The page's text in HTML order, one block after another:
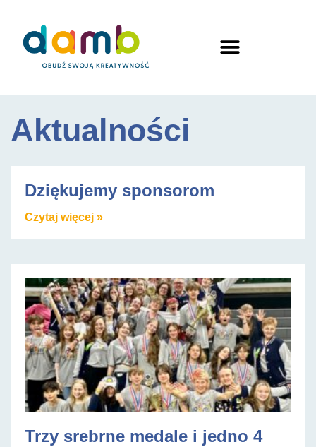
Aktualności
Dziękujemy sponsorom
Czytaj więcej »
Trzy srebrne medale i jedno 4